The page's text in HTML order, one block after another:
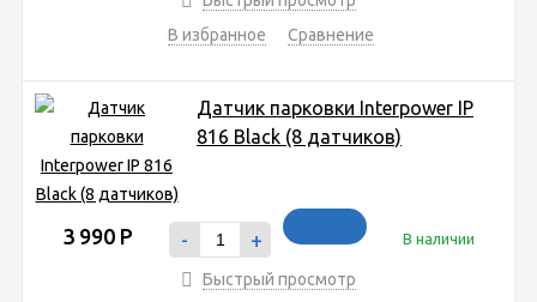
В избранное
Сравнение
Датчик парковки Interpower IP
816 Black (8 датчиков)
3 990 Р - + В наличии
Быстрый просмотр